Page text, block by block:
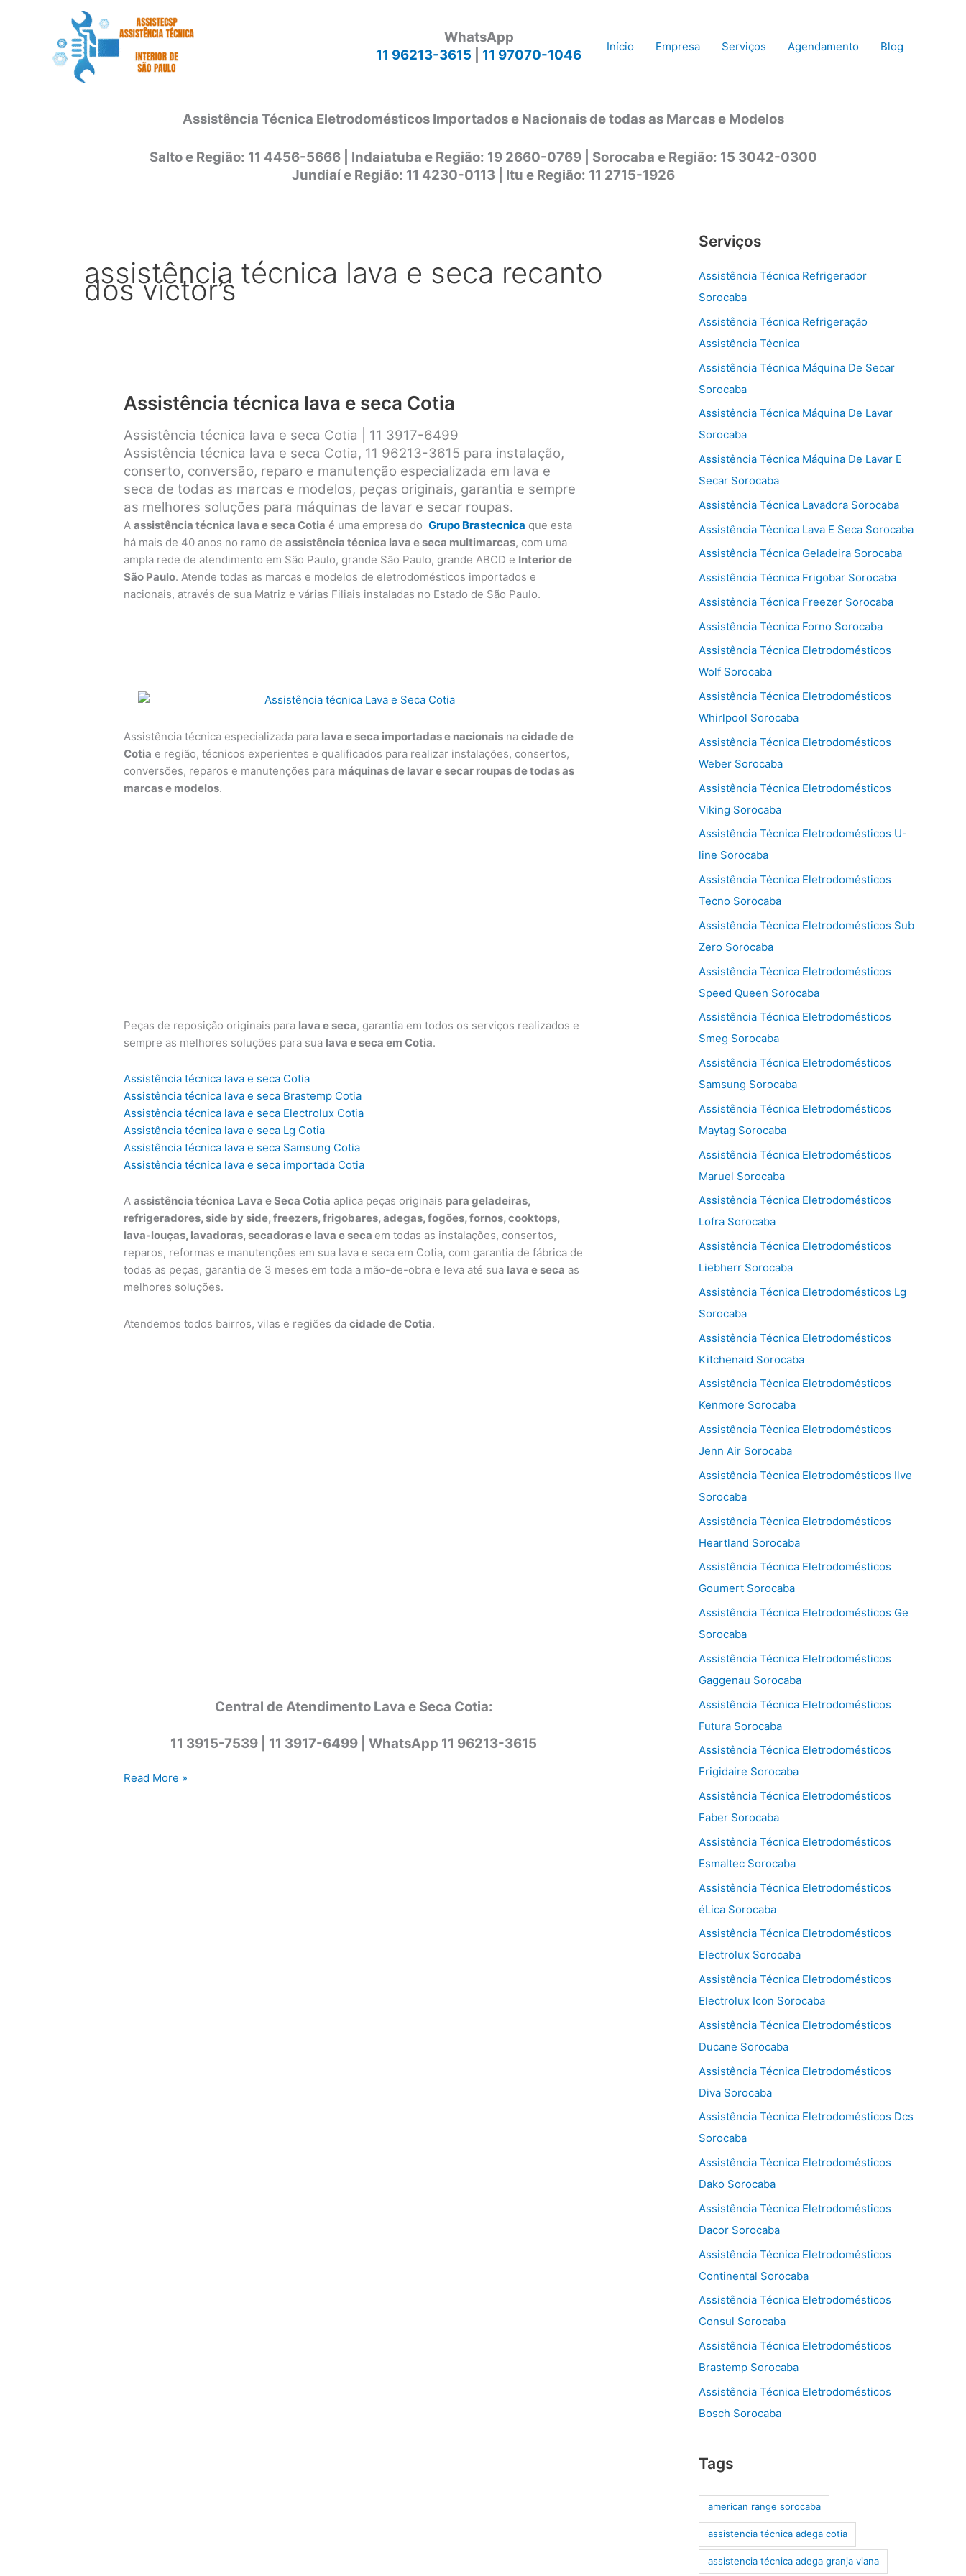
WhatsApp
11 96213-3615
11 97070-1046
Início Empresa Serviços Agendamento Blog
Assistência Técnica Eletrodomésticos Importados e Nacionais de todas as Marcas e Modelos
Salto e Região: 11 4456-5666 | Indaiatuba e Região: 19 2660-0769 | Sorocaba e Região: 15 3042-0300
Jundiaí e Região: 11 4230-0113 | Itu e Região: 11 2715-1926
assistência técnica lava e seca recanto
dos victor’s
Assistência técnica lava e seca Cotia
Assistência técnica lava e seca Cotia | 11 3917-6499
Assistência técnica lava e seca Cotia, 11 96213-3615 para instalação,
conserto, conversão, reparo e manutenção especializada em lava e
seca de todas as marcas e modelos, peças originais, garantia e sempre
as melhores soluções para máquinas de lavar e secar roupas.
Aassistência técnica lava e seca Cotia é uma empresa doGrupo Brastecnica que esta
há mais de 40 anos no ramo deassistência técnica lava e seca multimarcas, com uma
ampla rede de atendimento em São Paulo, grande São Paulo, grande ABCD e Interior de
São Paulo. Atende todas as marcas e modelos de eletrodomésticos importados e
nacionais, através de sua Matriz e várias Filiais instaladas no Estado de São Paulo.
Assistência técnica especializada para lava e seca importadas e nacionais nacidade de
Cotia e região, técnicos experientes e qualificados para realizar instalações, consertos,
conversões, reparos e manutenções para máquinas de lavar e secar roupas de todas as
marcas e modelos.
Peças de reposição originais para lava e seca, garantia em todos os serviços realizados e
sempre as melhores soluções para sua lava e seca em Cotia.
Assistência técnica lava e seca Cotia
Assistência técnica lava e seca Brastemp Cotia
Assistência técnica lava e seca Electrolux Cotia
Assistência técnica lava e seca Lg Cotia
Assistência técnica lava e seca Samsung Cotia
Assistência técnica lava e seca importada Cotia
Aassistência técnica Lava e Seca Cotia aplica peças originais para geladeiras,
refrigeradores, side by side, freezers, frigobares, adegas, fogões, fornos, cooktops,
lava-louças, lavadoras, secadoras e lava e seca em todas as instalações, consertos,
reparos, reformas e manutenções em sua lava e seca em Cotia, com garantia de fábrica de
todas as peças, garantia de 3 meses em toda a mão-de-obra e leva até sua lava e seca as
melhores soluções.
Atendemos todos bairros, vilas e regiões dacidade de Cotia.
Central de Atendimento Lava e Seca Cotia:
11 3915-7539 | 11 3917-6499 | WhatsApp 11 96213-3615
Assistência
Read More »
Serviços
Assistência Técnica Refrigerador
Sorocaba
Assistência Técnica Refrigeração
Assistência Técnica
Assistência Técnica Máquina De Secar
Sorocaba
Assistência Técnica Máquina De Lavar
Sorocaba
Assistência Técnica Máquina De Lavar E
Secar Sorocaba
Assistência Técnica Lavadora Sorocaba
Assistência Técnica Lava E Seca Sorocaba
Assistência Técnica Geladeira Sorocaba
Assistência Técnica Frigobar Sorocaba
Assistência Técnica Freezer Sorocaba
Assistência Técnica Forno Sorocaba
Assistência Técnica Eletrodomésticos
Wolf Sorocaba
Assistência Técnica Eletrodomésticos
Whirlpool Sorocaba
Assistência Técnica Eletrodomésticos
Weber Sorocaba
Assistência Técnica Eletrodomésticos
Viking Sorocaba
Assistência Técnica Eletrodomésticos U-
line Sorocaba
Assistência Técnica Eletrodomésticos
Tecno Sorocaba
Assistência Técnica Eletrodomésticos Sub
Zero Sorocaba
Assistência Técnica Eletrodomésticos
Speed Queen Sorocaba
Assistência Técnica Eletrodomésticos
Smeg Sorocaba
Assistência Técnica Eletrodomésticos
Samsung Sorocaba
Assistência Técnica Eletrodomésticos
Maytag Sorocaba
Assistência Técnica Eletrodomésticos
Maruel Sorocaba
Assistência Técnica Eletrodomésticos
Lofra Sorocaba
Assistência Técnica Eletrodomésticos
Liebherr Sorocaba
Assistência Técnica Eletrodomésticos Lg
Sorocaba
Assistência Técnica Eletrodomésticos
Kitchenaid Sorocaba
Assistência Técnica Eletrodomésticos
Kenmore Sorocaba
Assistência Técnica Eletrodomésticos
Jenn Air Sorocaba
Assistência Técnica Eletrodomésticos Ilve
Sorocaba
Assistência Técnica Eletrodomésticos
Heartland Sorocaba
Assistência Técnica Eletrodomésticos
Goumert Sorocaba
Assistência Técnica Eletrodomésticos Ge
Sorocaba
Assistência Técnica Eletrodomésticos
Gaggenau Sorocaba
Assistência Técnica Eletrodomésticos
Futura Sorocaba
Assistência Técnica Eletrodomésticos
Frigidaire Sorocaba
Assistência Técnica Eletrodomésticos
Faber Sorocaba
Assistência Técnica Eletrodomésticos
Esmaltec Sorocaba
Assistência Técnica Eletrodomésticos
éLica Sorocaba
Assistência Técnica Eletrodomésticos
Electrolux Sorocaba
Assistência Técnica Eletrodomésticos
Electrolux Icon Sorocaba
Assistência Técnica Eletrodomésticos
Ducane Sorocaba
Assistência Técnica Eletrodomésticos
Diva Sorocaba
Assistência Técnica Eletrodomésticos Dcs
Sorocaba
Assistência Técnica Eletrodomésticos
Dako Sorocaba
Assistência Técnica Eletrodomésticos
Dacor Sorocaba
Assistência Técnica Eletrodomésticos
Continental Sorocaba
Assistência Técnica Eletrodomésticos
Consul Sorocaba
Assistência Técnica Eletrodomésticos
Brastemp Sorocaba
Assistência Técnica Eletrodomésticos
Bosch Sorocaba
Tags
american range sorocaba
assistencia técnica adega cotia
assistencia técnica adega granja viana